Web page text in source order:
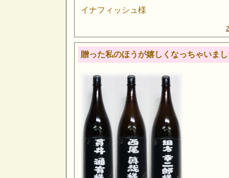
イナフィッシュ様
贈った私のほうが嬉しくなっちゃいま